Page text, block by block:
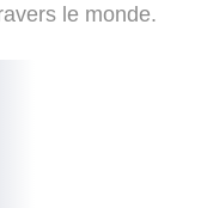
le monde.